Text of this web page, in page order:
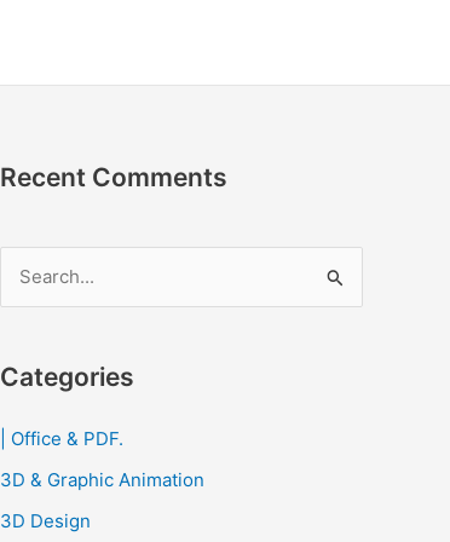
Recent Comments
r
h
f
o
Categories
| Office & PDF.
3D & Graphic Animation
3D Design